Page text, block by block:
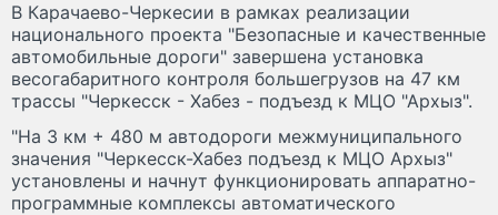
В Карачаево-Черкесии в рамках реализации
национального проекта "Безопасные и качественные
автомобильные дороги" завершена установка
весогабаритного контроля большегрузов на 47 км
трассы "Черкесск - Хабез - подъезд к МЦО "Архыз".
"На 3 км + 480 м автодороги межмуниципального
значения "Черкесск-Хабез подъезд к МЦО Архыз"
установлены и начнут функционировать аппаратно-
программные комплексы автоматического